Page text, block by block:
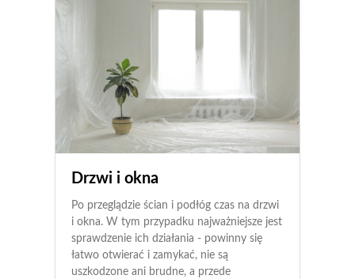
Drzwi i okna
Po przeglądzie ścian i podłóg czas na drzwi
i okna. W tym przypadku najważniejsze jest
sprawdzenie ich działania - powinny się
łatwo otwierać i zamykać, nie są
uszkodzone ani brudne, a przede